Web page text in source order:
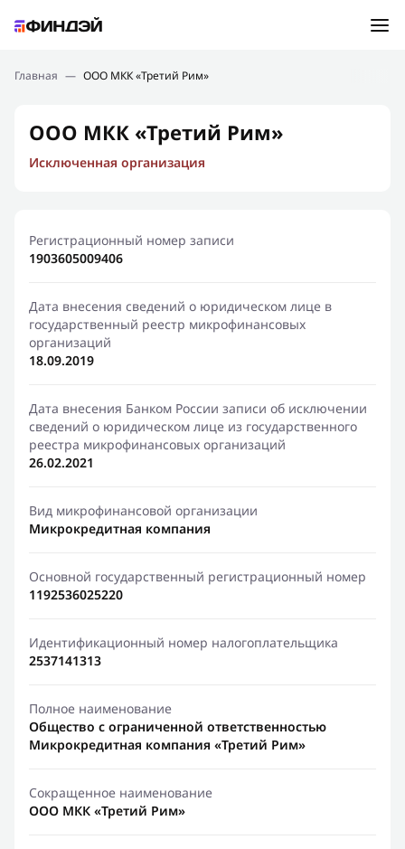
Подбор займа
Новости
Финансовое просвещение
Главная — ООО МКК «Третий Рим»
ООО МКК «Третий Рим»
Исключенная организация
Регистрационный номер записи
1903605009406
Дата внесения сведений о юридическом лице в
государственный реестр микрофинансовых
организаций
18.09.2019
Дата внесения Банком России записи об исключении
сведений о юридическом лице из государственного
реестра микрофинансовых организаций
26.02.2021
Вид микрофинансовой организации
Микрокредитная компания
Основной государственный регистрационный номер
1192536025220
Идентификационный номер налогоплательщика
2537141313
Полное наименование
Общество с ограниченной ответственностью
Микрокредитная компания «Третий Рим»
Сокращенное наименование
ООО МКК «Третий Рим»
Ошибка:Контактная форма не найдена.
Спасибо, что написали нам
Мы свяжемся с Вами в ближайшее время и сообщим
результат
Отправить новый запрос